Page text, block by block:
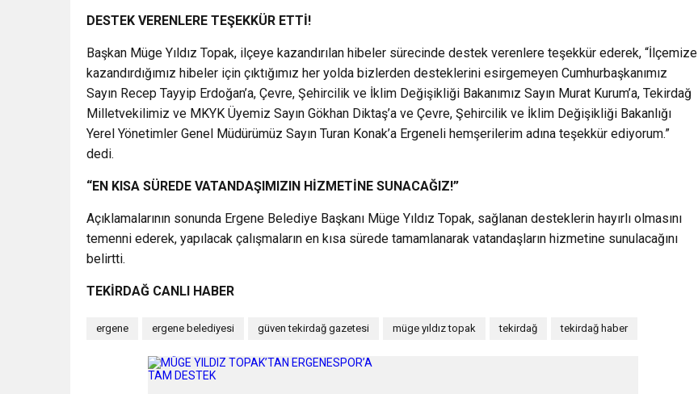
DESTEK VERENLERE TEŞEKKÜR ETTİ!
Başkan Müge Yıldız Topak, ilçeye kazandırılan hibeler sürecinde destek verenlere teşekkür ederek, “İlçemize
kazandırdığımız hibeler için çıktığımız her yolda bizlerden desteklerini esirgemeyen Cumhurbaşkanımız
Sayın Recep Tayyip Erdoğan’a, Çevre, Şehircilik ve İklim Değişikliği Bakanımız Sayın Murat Kurum’a, Tekirdağ
Milletvekilimiz ve MKYK Üyemiz Sayın Gökhan Diktaş’a ve Çevre, Şehircilik ve İklim Değişikliği Bakanlığı
Yerel Yönetimler Genel Müdürümüz Sayın Turan Konak’a Ergeneli hemşerilerim adına teşekkür ediyorum.”
dedi.
“EN KISA SÜREDE VATANDAŞIMIZIN HİZMETİNE SUNACAĞIZ!”
Açıklamalarının sonunda Ergene Belediye Başkanı Müge Yıldız Topak, sağlanan desteklerin hayırlı olmasını
temenni ederek, yapılacak çalışmaların en kısa sürede tamamlanarak vatandaşların hizmetine sunulacağını
belirtti.
TEKİRDAĞ CANLI HABER
ergene ergene belediyesi güven tekirdağ gazetesi müge yıldız topak tekirdağ tekirdağ haber